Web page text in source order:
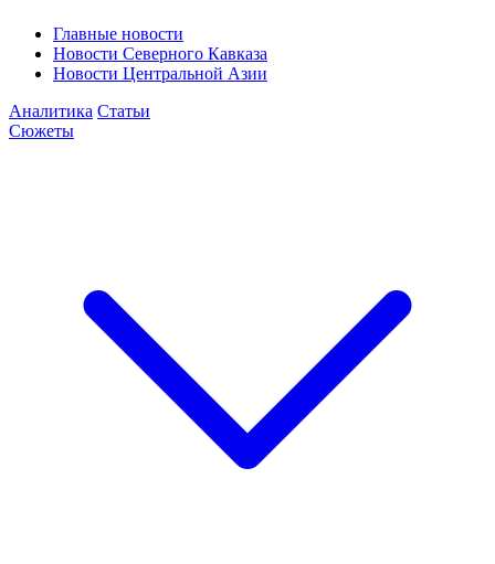
Главные новости
Новости Северного Кавказа
Новости Центральной Азии
Аналитика Статьи
Сюжеты